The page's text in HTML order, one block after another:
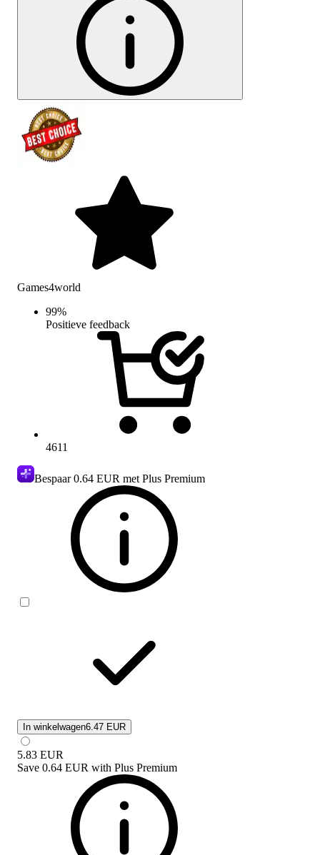
Games4world
99%
Positieve feedback
4611
Bespaar0.64 EUR met Plus Premium
In winkelwagen6.47 EUR
5.83 EUR
Save 0.64 EUR with Plus Premium